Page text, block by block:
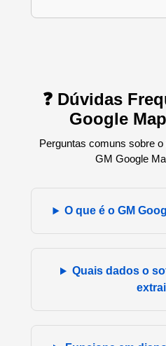
❓ Dúvidas
Google
Perguntas comuns sobre
GM Google
O que é o GM
Quais dados o